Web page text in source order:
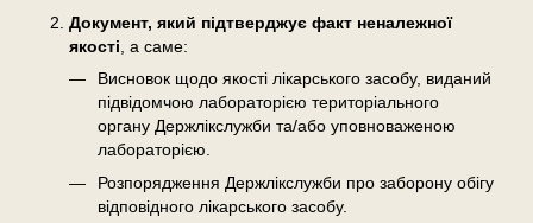
Документ, який підтверджує факт неналежної
якості , а саме:
Висновок щодо якості лікарського засобу, виданий
підвідомчою лабораторією територіального
органу Держлікслужби та/або уповноваженою
лабораторією.
Розпорядження Держлікслужби про заборону обігу
відповідного лікарського засобу.